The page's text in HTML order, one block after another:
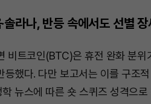
솔라나, 반등 속에서도 선별 장
비트코인(BTC)은 휴전 완화 분위
등했다. 다만 보고서는 이를 구조적
뉴스에 따른 숏 스퀴즈 성격으로